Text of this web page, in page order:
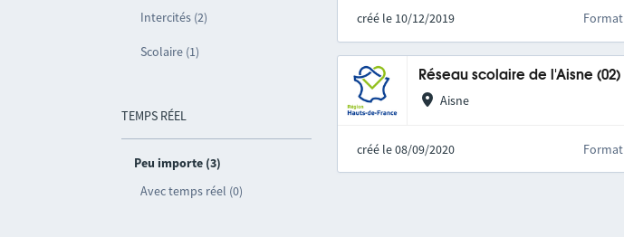
Intercités (2)
Scolaire (1)
TEMPS RÉEL
Peu importe (3)
Avec temps réel (0)
créé le 10/12/2019 Format
Réseau scolaire de l'Aisne (02)
Aisne
créé le 08/09/2020 Format